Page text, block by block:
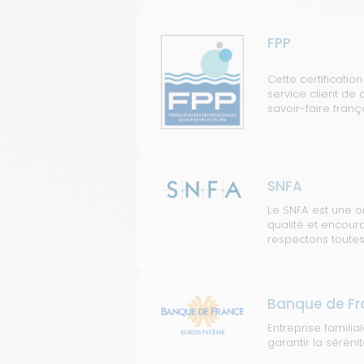
FPP
Cette
service client de
savoir-faire
SNFA
Le SNFA est
qualité et
respectons
Banque de
Entreprise
garantir la